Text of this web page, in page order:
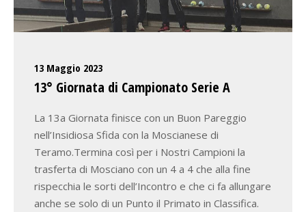
13 Maggio 2023
13° Giornata di Campionato Serie A
La 13a Giornata finisce con un Buon Pareggio
nell’Insidiosa Sfida con la Moscianese di
Teramo.Termina così per i Nostri Campioni la
trasferta di Mosciano con un 4 a 4 che alla fine
rispecchia le sorti dell’Incontro e che ci fa allungare
anche se solo di un Punto il Primato in Classifica.